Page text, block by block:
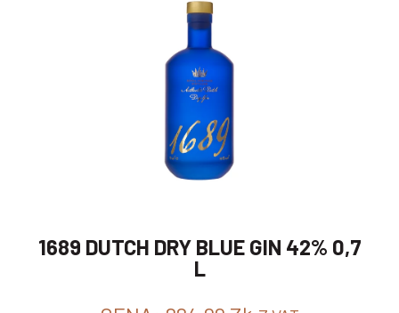
1689 DUTCH DRY BLUE GIN 42% 0,7
L